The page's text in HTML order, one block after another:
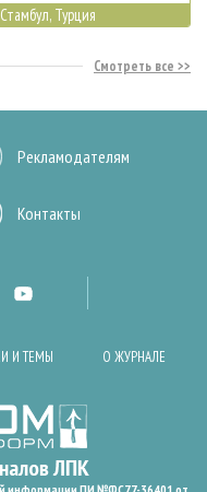
Стамбул, Турция
Смотреть все
Рекламодателям
Контакты
И ТЕМЫ О ЖУРНАЛЕ